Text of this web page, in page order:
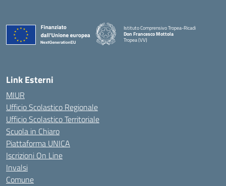
Istituto Comprensivo Tropea-Ricadi
Don Francesco Mottola
Tropea (VV)
— Visita la pagina iniziale della scuola
Link Esterni
MIUR
Ufficio Scolastico Regionale
Ufficio Scolastico Territoriale
Scuola in Chiaro
Piattaforma UNICA
Iscrizioni On Line
Invalsi
Comune